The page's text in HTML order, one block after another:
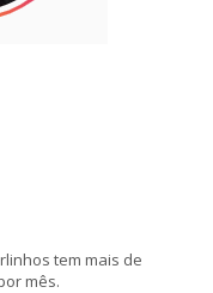
tem mais de
mês.